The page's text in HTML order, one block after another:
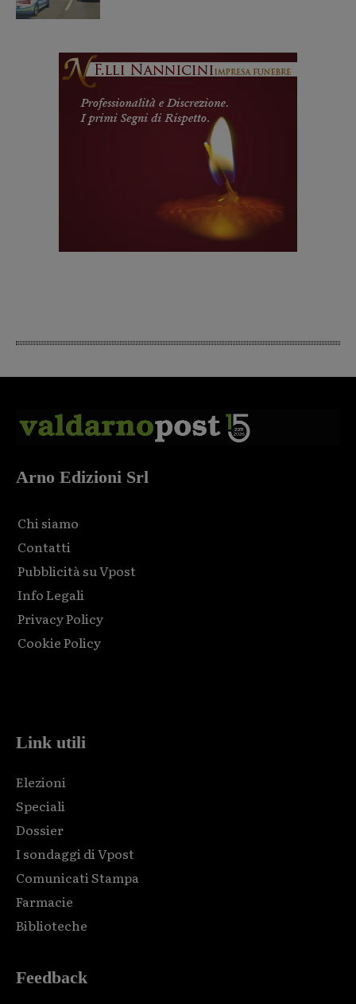
Arno Edizioni Srl
Chi siamo
Contatti
Pubblicità su Vpost
Info Legali
Privacy Policy
Cookie Policy
Link utili
Elezioni
Speciali
Dossier
I sondaggi di Vpost
Comunicati Stampa
Farmacie
Biblioteche
Feedback